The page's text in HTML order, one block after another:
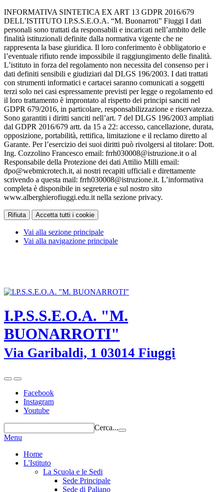
INFORMATIVA SINTETICA EX ART 13 GDPR 2016/679
DELL’ISTITUTO I.P.S.S.E.O.A. “M. Buonarroti” Fiuggi I dati
personali sono trattati da responsabili e incaricati nell’ambito delle
finalità istituzionali definite dalla normativa vigente che ne
rappresenta la base giuridica. Il loro conferimento è obbligatorio e
l’eventuale rifiuto rende impossibile il raggiungimento delle finalità.
L’istituto in forza del regolamento non necessita del consenso per i
dati definiti sensibili e giudiziari dal DLGS 196/2003. I dati trattati
con strumenti informatici e cartacei saranno comunicati a soggetti
terzi solo nei casi espressamente previsti per legge o regolamento ed
il loro trattamento è improntato al rispetto dei principi sanciti nel
GDPR 679/2016, in particolare, responsabilizzazione e riservatezza.
Sono garantiti i diritti sanciti nell’art. 7 del DLGS 196/2003 ampliati
dal GDPR 2016/679 artt. da 15 a 22: accesso, cancellazione, durata,
opposizione, portabilità, rettifica, limitazione e il reclamo diretto al
Garante. Per l’esercizio dei suoi diritti può rivolgersi al titolare: Dott.
Ing. Cozzolino Francesco email: frrh030008@istruzione.it o al
Responsabile della Protezione dei dati Attilio Milli email:
dpo@webmicrotech.it, ai nostri recapiti ufficiali e direttamente
scrivendo a questa mail: frrh030008@istruzione.it. L’informativa
completa è disponibile in segreteria e sul nostro sito
www.alberghierofiuggi.edu.it nella sezione privacy.
Rifiuta Accetta tutti i cookie
Vai alla sezione principale
Vai alla navigazione principale
I.P.S.S.E.O.A. "M.
BUONARROTI"
Via Garibaldi, 1 03014 Fiuggi
Facebook
Instagram
Youtube
Cerca...
Menu
Home
L'Istituto
La Scuola e le Sedi
Sede Principale
Sede di Paliano